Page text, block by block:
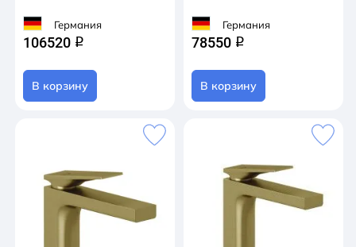
Германия
106520 q
В корзину
Германия
78550 q
В корзину